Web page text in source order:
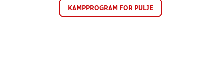
KAMPPROGRAM FOR PULJE